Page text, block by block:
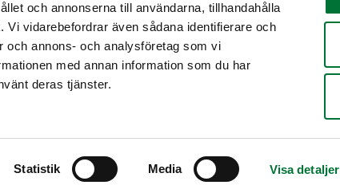
och annonserna till användarna, tillhandahålla
vidarebefordrar även sådana identifierare och
och annons- och analysföretag som vi
med annan information som du har
deras tjänster.
Statistik Media Visa detaljer
dispenser